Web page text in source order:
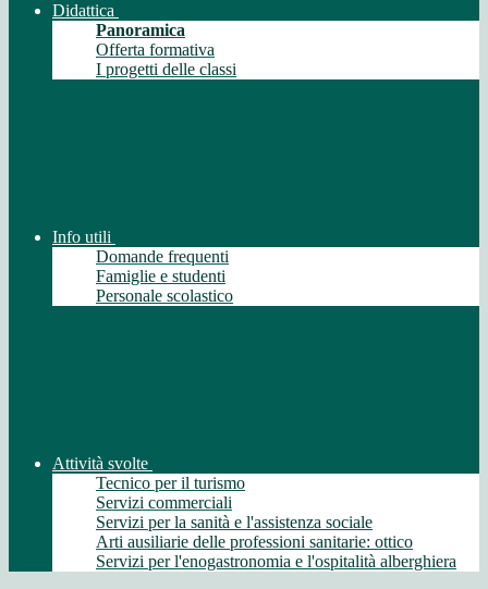
Didattica
Panoramica
Offerta formativa
I progetti delle classi
Info utili
Domande frequenti
Famiglie e studenti
Personale scolastico
Attività svolte
Tecnico per il turismo
Servizi commerciali
Servizi per la sanità e l'assistenza sociale
Arti ausiliarie delle professioni sanitarie: ottico
Servizi per l'enogastronomia e l'ospitalità alberghiera